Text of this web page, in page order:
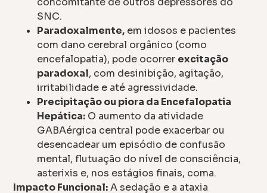
SNC.
Paradoxalmente, em idosos e pacientes
com dano cerebral orgânico (como
encefalopatia), pode ocorrer excitação
paradoxal, com desinibição, agitação,
irritabilidade e até agressividade.
Precipitação ou piora da Encefalopatia
Hepática: O aumento da atividade
GABAérgica central pode exacerbar ou
desencadear um episódio de confusão
mental, flutuação do nível de consciência,
asterixis e, nos estágios finais, coma.
Impacto Funcional:A sedação e a ataxia